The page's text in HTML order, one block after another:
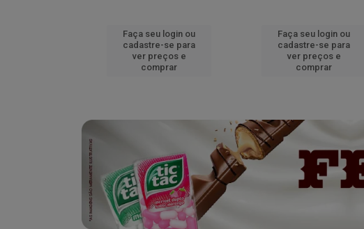
Faça seu login ou
cadastre-se para
ver preços e
comprar
Faça seu login ou
cadastre-se para
ver preços e
comprar